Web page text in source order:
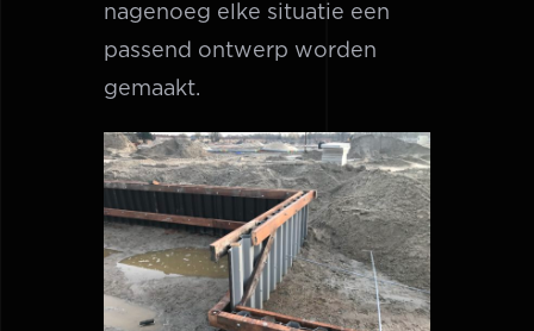
nagenoeg elke situatie een
passend ontwerp worden
gemaakt.